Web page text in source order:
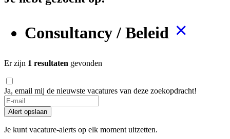
Consultancy / Beleid
Er zijn 1 resultaten gevonden
Ja, email mij de nieuwste vacatures van deze zoekopdracht!
If
you
are
a
Alert opslaan
Je kunt vacature-alerts op elk moment uitzetten.